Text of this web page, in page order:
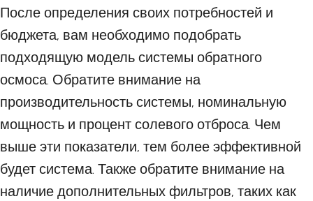
После определения своих потребностей и
бюджета, вам необходимо подобрать
подходящую модель системы обратного
осмоса. Обратите внимание на
производительность системы, номинальную
мощность и процент солевого отброса. Чем
выше эти показатели, тем более эффективной
будет система. Также обратите внимание на
наличие дополнительных фильтров, таких как